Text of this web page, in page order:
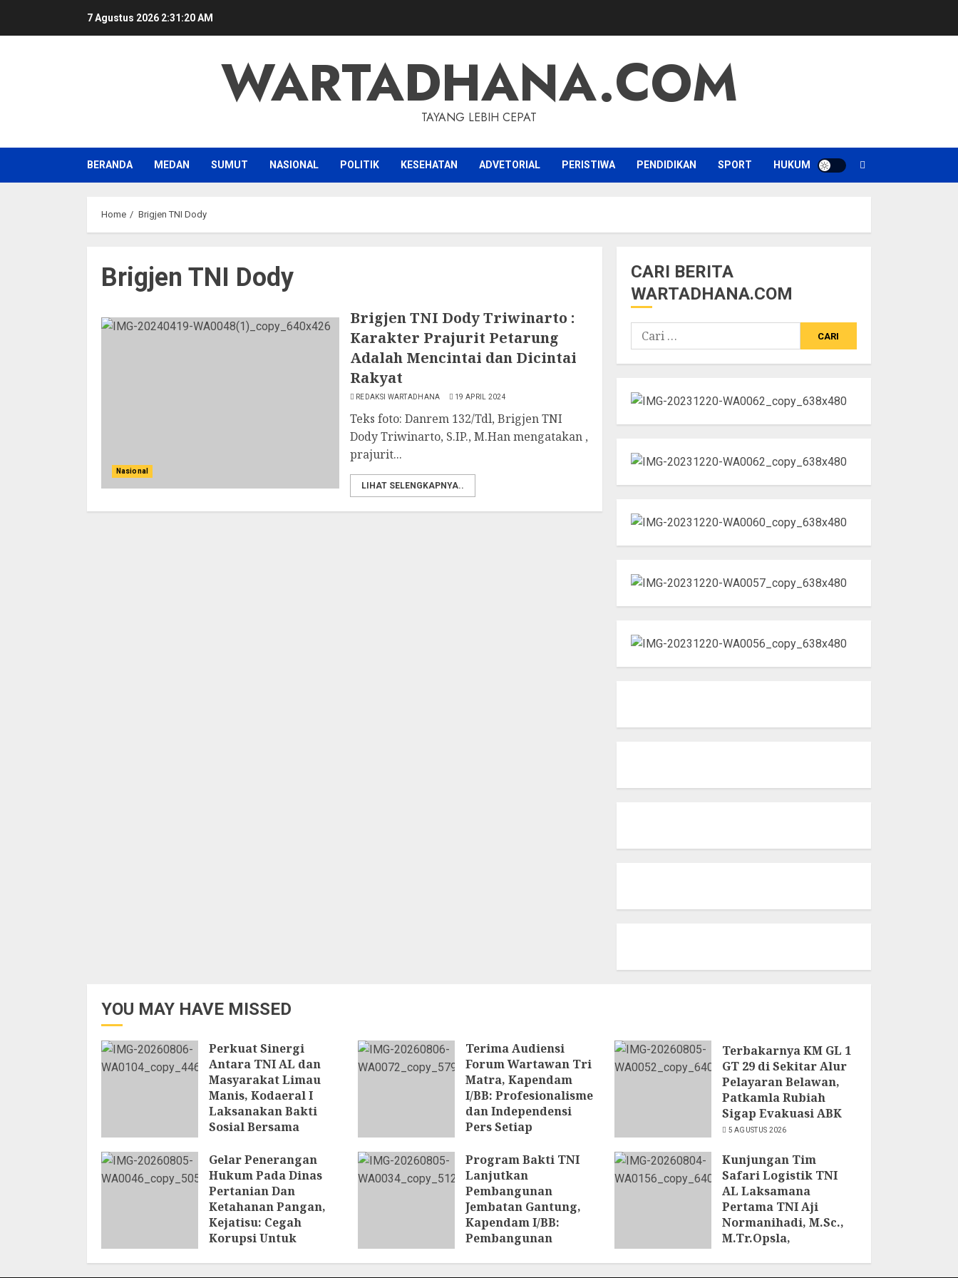
7 Agustus 2026 2:31:20 AM
WARTADHANA.COM
TAYANG LEBIH CEPAT
BERANDA MEDAN SUMUT NASIONAL POLITIK KESEHATAN ADVETORIAL PERISTIWA PENDIDIKAN SPORT HUKUM
Home Brigjen TNI Dody
Brigjen TNI Dody
Nasional
Brigjen TNI Dody Triwinarto :
Karakter Prajurit Petarung
Adalah Mencintai dan Dicintai
Rakyat
REDAKSI WARTADHANA 19 APRIL 2024
Teks foto: Danrem 132/Tdl, Brigjen TNI
Dody Triwinarto, S.IP., M.Han mengatakan ,
prajurit...
LIHAT SELENGKAPNYA..
CARI BERITA
WARTADHANA.COM
Cari
untuk:
YOU MAY HAVE MISSED
Perkuat Sinergi
Antara TNI AL dan
Masyarakat Limau
Manis, Kodaeral I
Laksanakan Bakti
Sosial Bersama
6 AGUSTUS 2026
Terima Audiensi
Forum Wartawan Tri
Matra, Kapendam
I/BB: Profesionalisme
dan Independensi
Pers Setiap
6 AGUSTUS 2026
Terbakarnya KM GL 1
GT 29 di Sekitar Alur
Pelayaran Belawan,
Patkamla Rubiah
Sigap Evakuasi ABK
5 AGUSTUS 2026
Gelar Penerangan
Hukum Pada Dinas
Pertanian Dan
Ketahanan Pangan,
Kejatisu: Cegah
Korupsi Untuk
Program Bakti TNI
Lanjutkan
Pembangunan
Jembatan Gantung,
Kapendam I/BB:
Pembangunan
Kunjungan Tim
Safari Logistik TNI
AL Laksamana
Pertama TNI Aji
Normanihadi, M.Sc.,
M.Tr.Opsla,